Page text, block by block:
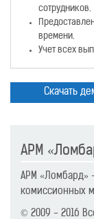
сотрудников.
времени.
Учет всех
Скачать
АРМ
АРМ «Ломбард»
комиссионных
© 2009 - 2016